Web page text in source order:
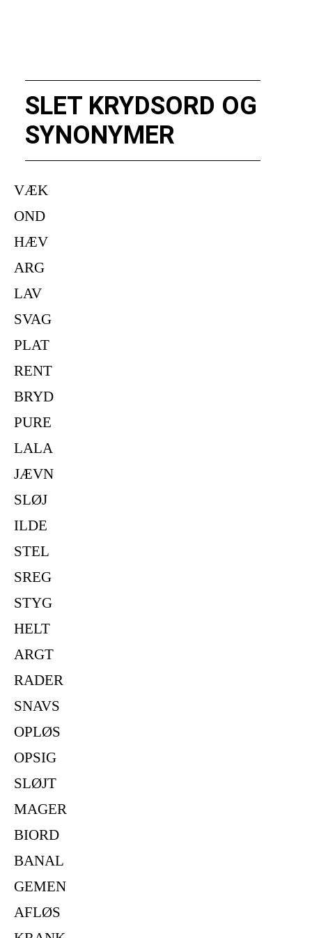
SLET KRYDSORD OG
SYNONYMER
VÆK
OND
HÆV
ARG
LAV
SVAG
PLAT
RENT
BRYD
PURE
LALA
JÆVN
SLØJ
ILDE
STEL
SREG
STYG
HELT
ARGT
RADER
SNAVS
OPLØS
OPSIG
SLØJT
MAGER
BIORD
BANAL
GEMEN
AFLØS